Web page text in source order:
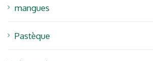
mangues
Pastèque